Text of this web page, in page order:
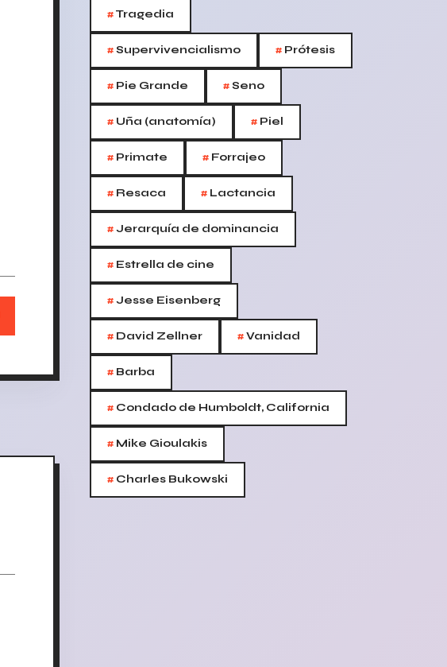
#Tragedia
#Supervivencialismo # Prótesis
# Pie Grande #Seno
# Uña (anatomía) # Piel
# Primate # Forrajeo
# Resaca # Lactancia
#Jerarquía de dominancia
# Estrella de cine
#Jesse Eisenberg
# David Zellner #Vanidad
# Barba
# Condado de Humboldt, California
# Mike Gioulakis
# Charles Bukowski